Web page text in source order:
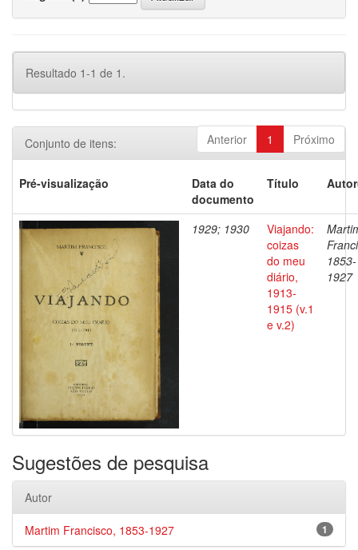
Resultado 1-1 de 1.
Anterior 1 Próximo
Conjunto de itens:
Pré-visualização
Data do
documento
Título
1929; 1930
Viajando:
coizas
do meu
diário,
1913-
1915 (v.1
e v.2)
1853-
1927
Sugestões de pesquisa
Autor
1
Martim Francisco, 1853-1927